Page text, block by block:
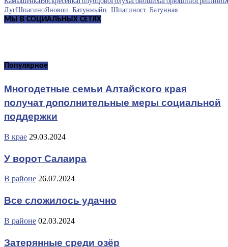
ЛугШпагиноЯновоп. Батунныйп. Шпагиност. Батунная
МЫ В СОЦИАЛЬНЫХ СЕТЯХ
Популярное
Многодетные семьи Алтайского края
получат дополнительные меры социальной
поддержки
В крае 29.03.2024
У ворот Салаира
В районе 26.07.2024
Все сложилось удачно
В районе 02.03.2024
Затерянные среди озёр